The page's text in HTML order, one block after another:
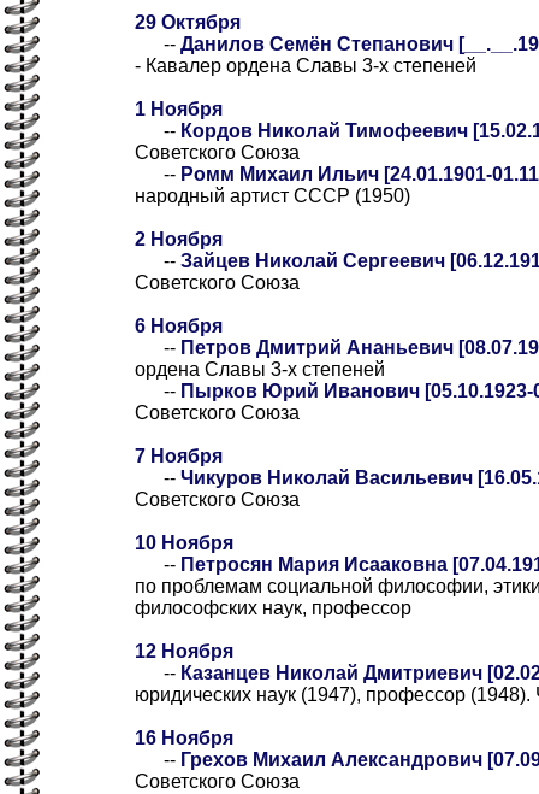
29 Октября
-- Данилов Семён Степанович
- Кавалер ордена Славы 3-х степеней
1 Ноября
-- Кордов Николай Тимофеевич
Советского Союза
-- Ромм Михаил Ильич [24.01.1901-
народный артист СССР (1950)
2 Ноября
-- Зайцев Николай Сергеевич
Советского Союза
6 Ноября
-- Петров Дмитрий Ананьевич
ордена Славы 3-х степеней
-- Пырков Юрий Иванович [05.10.1923-
Советского Союза
7 Ноября
-- Чикуров Николай Васильевич
Советского Союза
10 Ноября
-- Петросян Мария Исааковна
по проблемам социальной философии,
философских наук, профессор
12 Ноября
-- Казанцев Николай Дмитриевич
юридических наук (1947), профессор
16 Ноября
-- Грехов Михаил Александрович
Советского Союза